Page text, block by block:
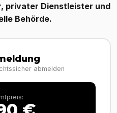
privater Dienstleister und
Behörde.
abmelden